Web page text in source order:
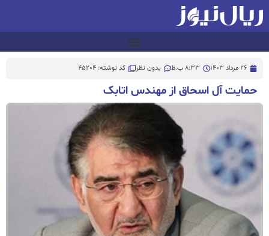
26 مرداد 1403 8:33 ب.ظ بدون نظر کد نوشته: 45204
حمایت آل اسحاق از مهندس اتابک